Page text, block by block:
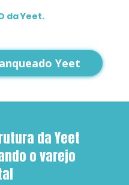
da Yeet.
Yeet
da Yeet
o varejo